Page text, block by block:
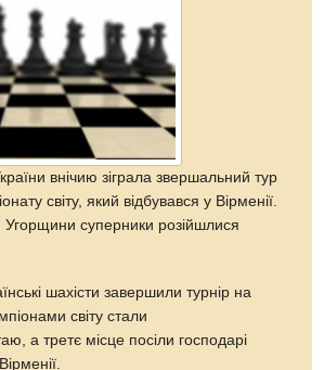
внічию зіграла звершальний тур
світу, який відбувався у Вірменії.
Угорщини суперники розійшлися
шахісти завершили турнір на
світу стали
а третє місце посіли господарі